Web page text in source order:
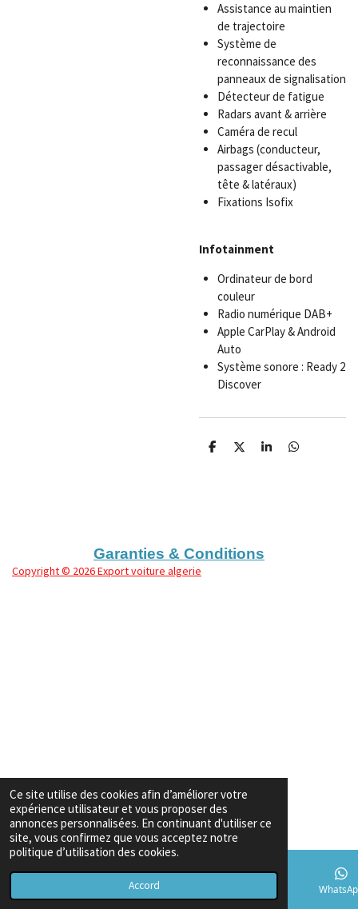
Ce site utilise des cookies afin d’améliorer votre
expérience utilisateur et vous proposer des
annonces personnalisées. En continuant d'utiliser ce
site, vous confirmez que vous acceptez notre
politique d’utilisation des cookies.
Accord
Assistance au maintien
de trajectoire
Système de
reconnaissance des
panneaux de signalisation
Détecteur de fatigue
Radars avant & arrière
Caméra de recul
Airbags (conducteur,
passager désactivable,
tête & latéraux)
Fixations Isofix
Infotainment
Ordinateur de bord
couleur
Radio numérique DAB+
Apple CarPlay & Android
Auto
Système sonore : Ready 2
Discover
P
P
P
P
Garanties & Conditions
Copyright© 2026 Export voiture algerie
Téléphone